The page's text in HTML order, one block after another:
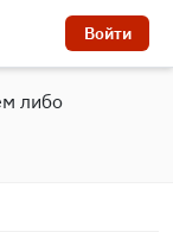
Войти
либо